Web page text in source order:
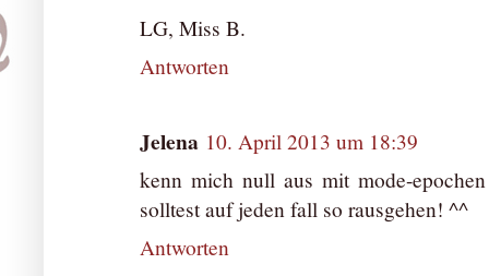
LG, Miss B.
Antworten
Jelena 10. April 2013 um 18:39
kenn mich null aus mit mode-
solltest auf jeden fall so rausgehen! ^^
Antworten